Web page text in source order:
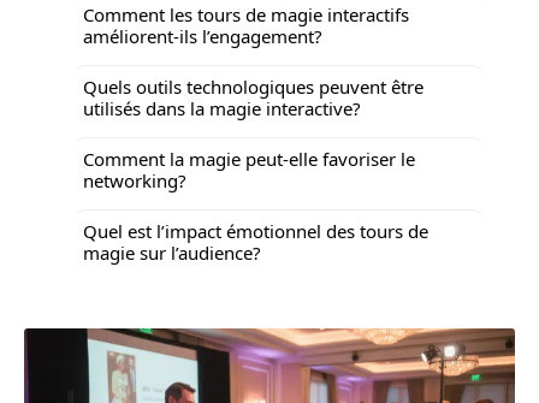
Comment les tours de magie interactifs
améliorent-ils l’engagement?
Quels outils technologiques peuvent être
utilisés dans la magie interactive?
Comment la magie peut-elle favoriser le
networking?
Quel est l’impact émotionnel des tours de
magie sur l’audience?